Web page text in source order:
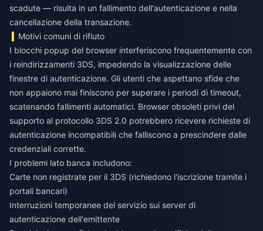
scadute — risulta in un fallimento dell'autenticazione e nella
cancellazione della transazione.
Motivi comuni di rifiuto
I blocchi popup del browser interferiscono frequentemente con
i reindirizzamenti 3DS, impedendo la visualizzazione delle
finestre di autenticazione. Gli utenti che aspettano sfide che
non appaiono mai finiscono per superare i periodi di timeout,
scatenando fallimenti automatici. Browser obsoleti privi del
supporto al protocollo 3DS 2.0 potrebbero ricevere richieste di
autenticazione incompatibili che falliscono a prescindere dalle
credenziali corrette.
I problemi lato banca includono:
Carte non registrate per il 3DS (richiedono l'iscrizione tramite i
portali bancari)
Interruzioni temporanee del servizio sui server di
autenticazione dell'emittente